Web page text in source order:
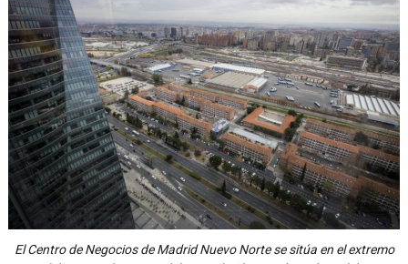
El Centro de Negocios de Madrid Nuevo Norte se sitúa en el extremo